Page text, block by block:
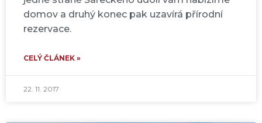
domov a druhý konec pak uzavírá přírodní
rezervace.
CELÝ ČLÁNEK »
22. 11. 2017